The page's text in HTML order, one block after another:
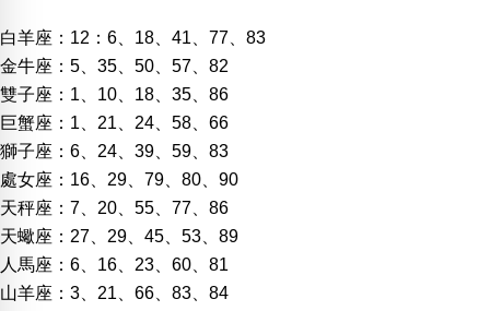
白羊座：12：6、18、41、77、83
金牛座：5、35、50、57、82
雙子座：1、10、18、35、86
巨蟹座：1、21、24、58、66
獅子座：6、24、39、59、83
處女座：16、29、79、80、90
天秤座：7、20、55、77、86
天蠍座：27、29、45、53、89
人馬座：6、16、23、60、81
山羊座：3、21、66、83、84